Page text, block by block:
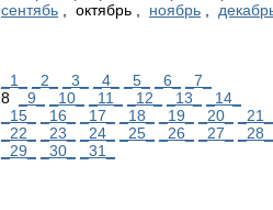
сентябь , октябрь , ноябрь ,
_1_ _2_ _3_ _4_ _5_ _6_
_7_
8
_9_ _10_ _11_ _12_ _13_
_14_
_15_
_16_ _17_ _18_ _19_ _20_
_21_
_22_
_23_ _24_ _25_ _26_ _27_
_28_
_29_
_30_ _31_